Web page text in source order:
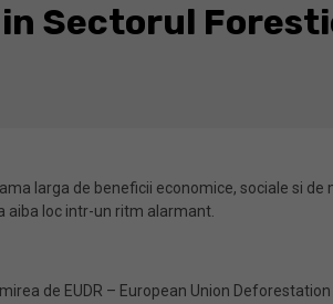
Sectorul
larga de beneficii economice, sociale si
aiba loc intr-un ritm alarmant.
de EUDR – European Union